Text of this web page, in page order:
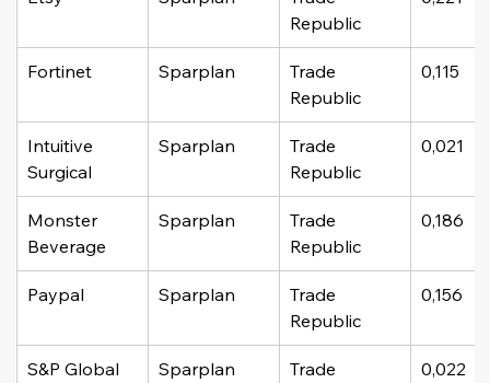
Republic
Fortinet Sparplan
Trade
Republic
0,115
Intuitive
Surgical
Sparplan
Trade
Republic
0,021
Monster
Beverage
Sparplan
Trade
Republic
0,186
Paypal Sparplan
Trade
Republic
0,156
S&P Global Sparplan
Trade
0,022